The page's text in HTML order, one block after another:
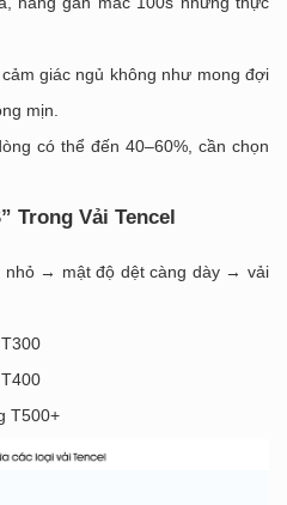
giác ngủ không như mong đợi
mịn.
có thể đến 40–60%, cần chọn
Trong Vải Tencel
→ mật độ dệt càng dày → vải
T500+